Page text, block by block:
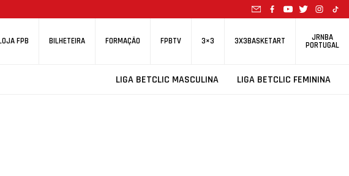
FPB BILHETEIRA FORMAÇÃO FPBTV 3×3 3X3BASKETART JRNBA
PORTUGAL
LIGA BETCLIC MASCULINA LIGA BETCLIC FEMININA